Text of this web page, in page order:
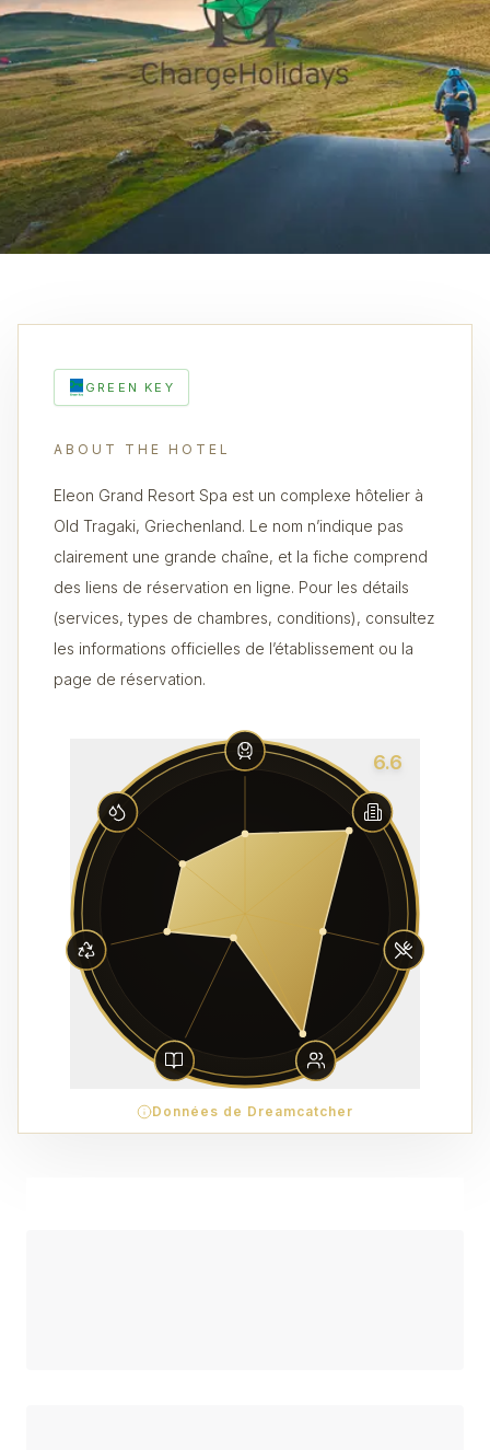
GREEN KEY
ABOUT THE HOTEL
Eleon Grand Resort Spa est un complexe hôtelier à
Old Tragaki, Griechenland. Le nom n’indique pas
clairement une grande chaîne, et la fiche comprend
des liens de réservation en ligne. Pour les détails
(services, types de chambres, conditions), consultez
les informations officielles de l’établissement ou la
page de réservation.
6.6
Données de Dreamcatcher